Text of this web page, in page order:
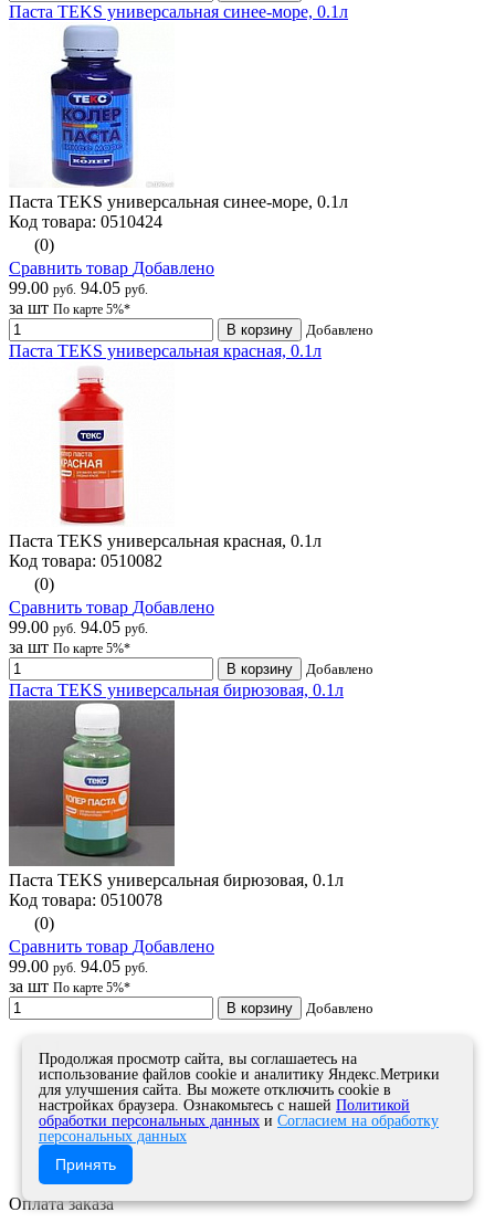
Паста TEKS универсальная синее-море, 0.1л
Паста TEKS универсальная синее-море, 0.1л
Код товара: 0510424
(0)
Сравнить товар Добавлено
99.00 руб. 94.05 руб.
за шт По карте 5%*
В корзину Добавлено
Паста TEKS универсальная красная, 0.1л
Паста TEKS универсальная красная, 0.1л
Код товара: 0510082
(0)
Сравнить товар Добавлено
99.00 руб. 94.05 руб.
за шт По карте 5%*
В корзину Добавлено
Паста TEKS универсальная бирюзовая, 0.1л
Паста TEKS универсальная бирюзовая, 0.1л
Код товара: 0510078
(0)
Сравнить товар Добавлено
99.00 руб. 94.05 руб.
за шт По карте 5%*
В корзину Добавлено
2
3
...
7
8
След.
Оплата заказа
Продолжая просмотр сайта, вы соглашаетесь на
использование файлов cookie и аналитику Яндекс.Метрики
для улучшения сайта. Вы можете отключить cookie в
настройках браузера. Ознакомьтесь с нашей Политикой
обработки персональных данных и Согласием на обработку
персональных данных
Принять